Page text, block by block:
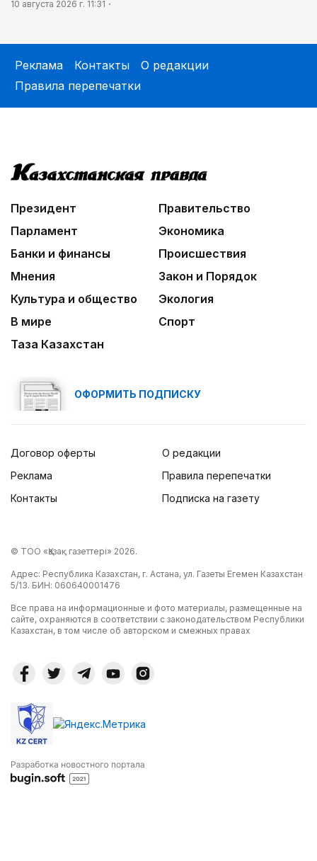
10 августа 2026 г. 11:31
Реклама Контакты
О редакции
Правила перепечатки
Президент
Правительство
Парламент
Экономика
Банки и финансы
Происшествия
Мнения
Закон и Порядок
Культура и общество
Экология
В мире
Спорт
Таза Казахстан
ОФОРМИТЬ ПОДПИСКУ
Договор оферты
Реклама
Контакты
О редакции
Правила перепечатки
Подписка на газету
© ТОО «Қазақ газеттері» 2026.
Адрес: Республика Казахстан, г. Астана, ул. Газеты Егемен Казахстан
5/13. БИН: 060640001476
Все права на информационные и фото материалы, размещенные на
сайте, охраняются в соответствии с законодательством Республики
Казахстан, в том числе об авторском и смежных правах